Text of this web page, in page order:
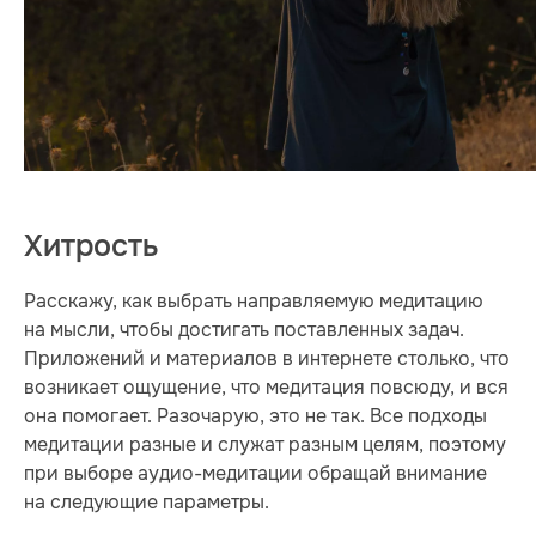
Хитрость
Расскажу, как выбрать направляемую медитацию
на мысли, чтобы достигать поставленных задач.
Приложений и материалов в интернете столько, что
возникает ощущение, что медитация повсюду, и вся
она помогает. Разочарую, это не так. Все подходы
медитации разные и служат разным целям, поэтому
при выборе аудио-медитации обращай внимание
на следующие параметры.